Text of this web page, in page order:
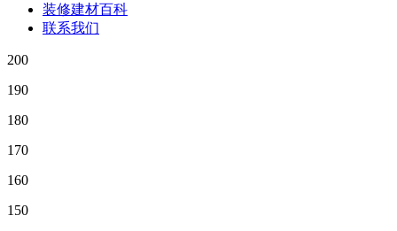
装修建材百科
联系我们
200
190
180
170
160
150